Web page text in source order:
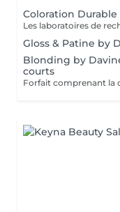
Coloration
Gloss & Patine by
Blonding by
courts